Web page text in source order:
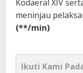
Kodaeral XIV
meninjau
(**/min)
Ikuti Kami